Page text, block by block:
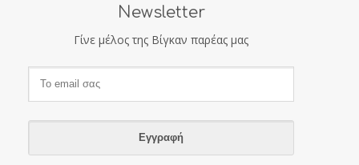
Newsletter
Γίνε μέλος της Βίγκαν παρέας μας